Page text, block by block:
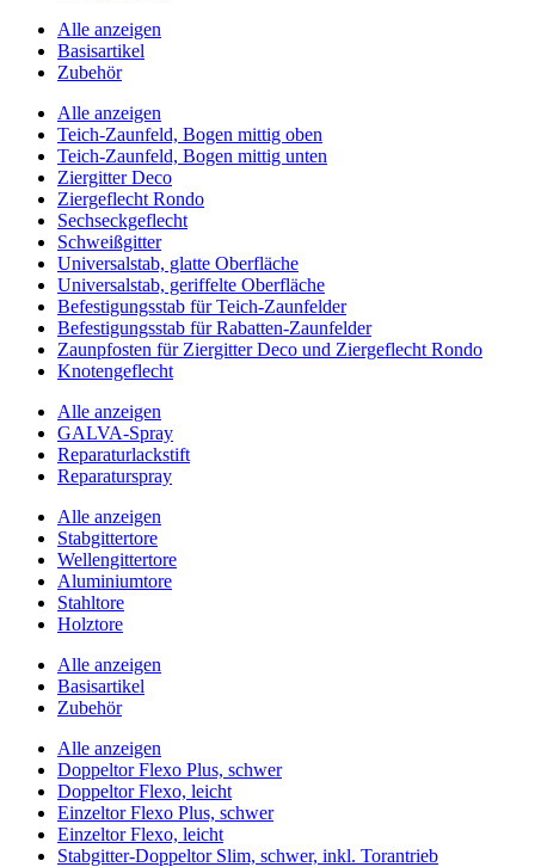
Alle anzeigen
Basisartikel
Zubehör
Alle anzeigen
Teich-Zaunfeld, Bogen mittig oben
Teich-Zaunfeld, Bogen mittig unten
Ziergitter Deco
Ziergeflecht Rondo
Sechseckgeflecht
Schweißgitter
Universalstab, glatte Oberfläche
Universalstab, geriffelte Oberfläche
Befestigungsstab für Teich-Zaunfelder
Befestigungsstab für Rabatten-Zaunfelder
Zaunpfosten für Ziergitter Deco und Ziergeflecht Rondo
Knotengeflecht
Alle anzeigen
GALVA-Spray
Reparaturlackstift
Reparaturspray
Alle anzeigen
Stabgittertore
Wellengittertore
Aluminiumtore
Stahltore
Holztore
Alle anzeigen
Basisartikel
Zubehör
Alle anzeigen
Doppeltor Flexo Plus, schwer
Doppeltor Flexo, leicht
Einzeltor Flexo Plus, schwer
Einzeltor Flexo, leicht
Stabgitter-Doppeltor Slim, schwer, inkl. Torantrieb